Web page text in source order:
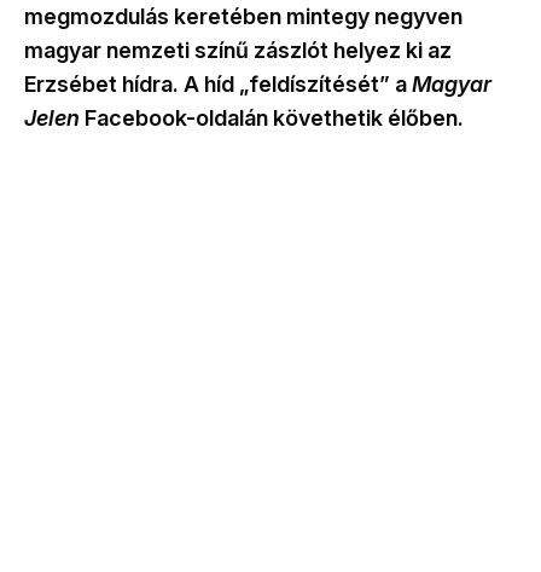
megmozdulás keretében mintegy negyven
magyar nemzeti színű zászlót helyez ki az
Erzsébet hídra. A híd „feldíszítését” aMagyar
Jelen Facebook-oldalán követhetik élőben.